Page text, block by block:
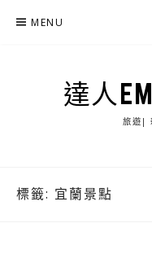
MENU
達人
旅遊|
標籤: 宜蘭景點